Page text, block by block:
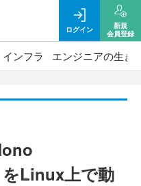
ログイン
新規
会員登録
インフラ エンジニアの生き
Linux上で動